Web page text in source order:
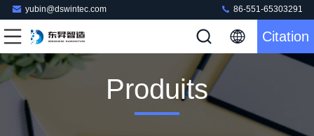
yubin@dswintec.com 86-551-65303291
Citation
Produits